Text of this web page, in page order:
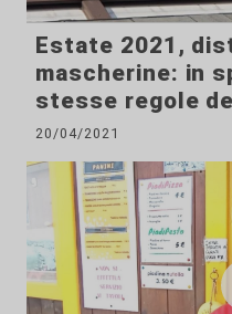
Estate 2021,
mascherine: in
stesse regole
20/04/2021